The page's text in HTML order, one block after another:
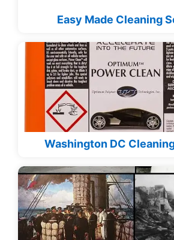
Easy Made Cleaning
Washington DC